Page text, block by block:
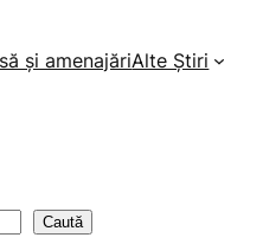
și amenajăriAlte Știri
Caută